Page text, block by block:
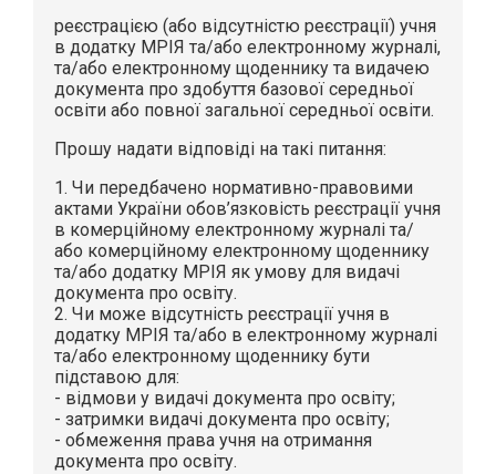
реєстрацією (або відсутністю реєстрації) учня
в додатку МРІЯ та/або електронному журналі,
та/або електронному щоденнику та видачею
документа про здобуття базової середньої
освіти або повної загальної середньої освіти.
Прошу надати відповіді на такі питання:
1. Чи передбачено нормативно-правовими
актами України обов’язковість реєстрації учня
в комерційному електронному журналі та/
або комерційному електронному щоденнику
та/або додатку МРІЯ як умову для видачі
документа про освіту.
2. Чи може відсутність реєстрації учня в
додатку МРІЯ та/або в електронному журналі
та/або електронному щоденнику бути
підставою для:
- відмови у видачі документа про освіту;
- затримки видачі документа про освіту;
- обмеження права учня на отримання
документа про освіту.